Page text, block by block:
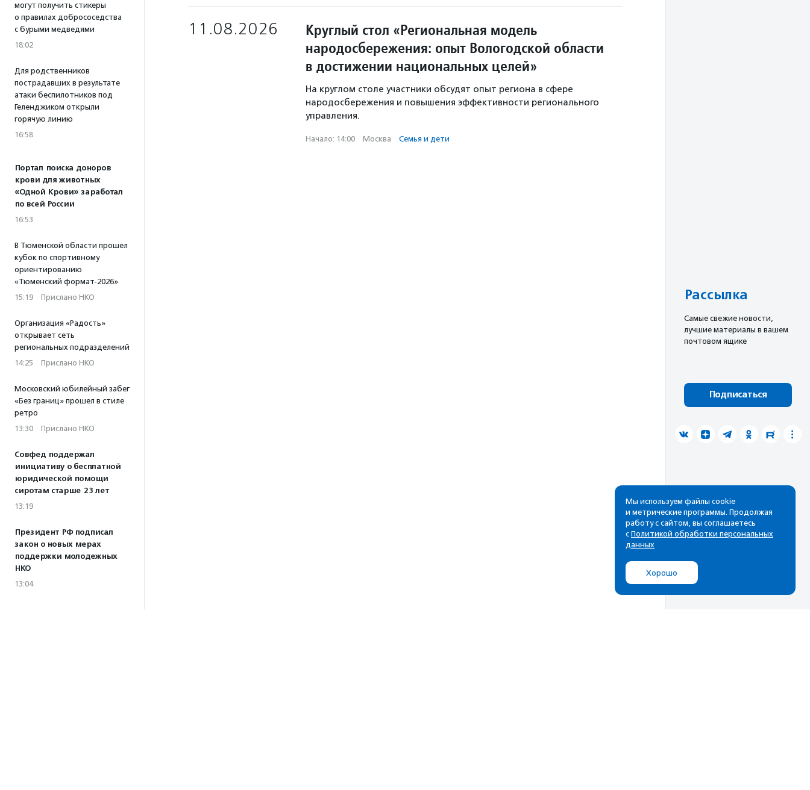
могут получить стикеры
о правилах добрососедства
с бурыми медведями
18:02
Для родственников
пострадавших в результате
атаки беспилотников под
Геленджиком открыли
горячую линию
16:58
Портал поиска доноров
крови для животных
«Одной Крови» заработал
по всей России
16:53
В Тюменской области прошел
кубок по спортивному
ориентированию
«Тюменский формат-2026»
15:19 · Прислано НКО
Организация «Радость»
открывает сеть
региональных подразделений
14:25 · Прислано НКО
Московский юбилейный забег
«Без границ» прошел в стиле
ретро
13:30 · Прислано НКО
Совфед поддержал
инициативу о бесплатной
юридической помощи
сиротам старше 23 лет
13:19
Президент РФ подписал
закон о новых мерах
поддержки молодежных
НКО
13:04
11.08.2026
Круглый стол «Региональная модель
народосбережения: опыт Вологодской области
в достижении национальных целей»
На круглом столе участники обсудят опыт региона в сфере
народосбережения и повышения эффективности регионального
управления.
Начало: 14:00 · Москва · Семья и дети
Рассылка
Cамые свежие новости,
лучшие материалы в вашем
почтовом ящике
Подписаться
Мы используем файлы cookie
и метрические программы. Продолжая
работу с сайтом, вы соглашаетесь
с Политикой обработки персональных
данных
Хорошо